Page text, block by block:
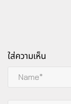
ใส่ความเห็น